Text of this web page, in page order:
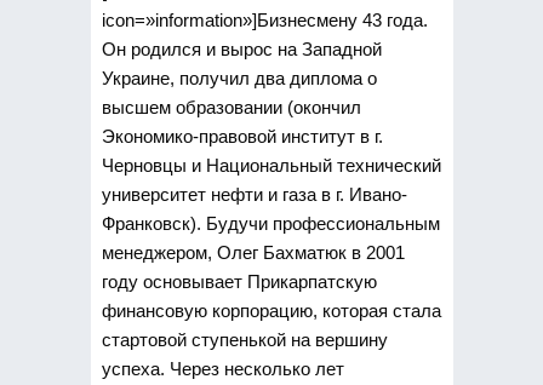
icon=»information»]Бизнесмену 43 года.
Он родился и вырос на Западной
Украине, получил два диплома о
высшем образовании (окончил
Экономико-правовой институт в г.
Черновцы и Национальный технический
университет нефти и газа в г. Ивано-
Франковск). Будучи профессиональным
менеджером, Олег Бахматюк в 2001
году основывает Прикарпатскую
финансовую корпорацию, которая стала
стартовой ступенькой на вершину
успеха. Через несколько лет